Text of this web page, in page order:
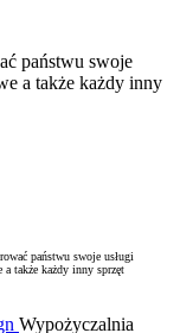
państwu swoje
a także każdy inny
państwu swoje usługi
a także każdy inny sprzęt
Wypożyczalnia